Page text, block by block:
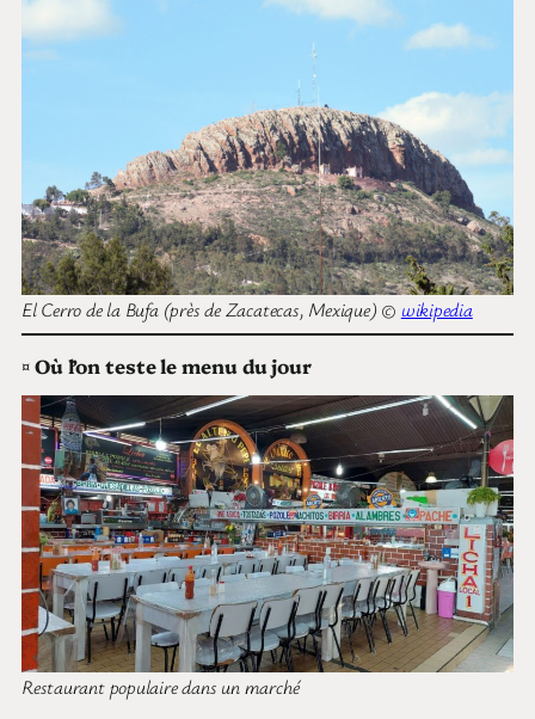
El Cerro de la Bufa (près de Zacatecas, Mexique) © wikipedia
¤Où l’on teste le menu du jour
Restaurant populaire dans un marché